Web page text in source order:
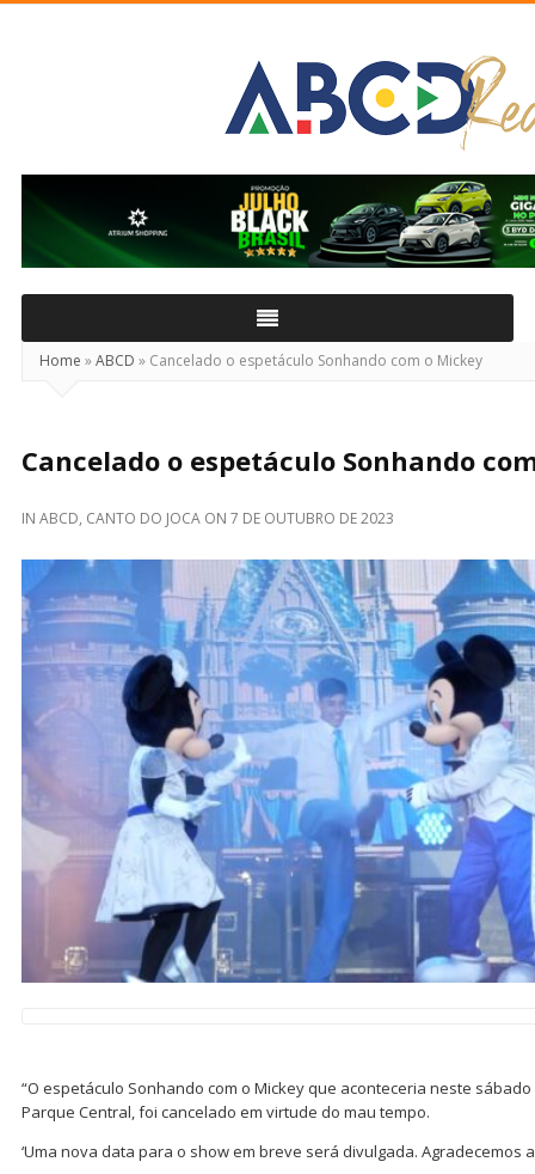
Real
Home »ABCD » Cancelado o espetáculo Sonhando com o Mickey
Cancelado o espetáculo Sonhando
IN ABCD, CANTO DO JOCA ON 7 DE OUTUBRO DE 2023
“O espetáculo Sonhando com o Mickey que aconteceria neste sábado
Parque Central, foi cancelado em virtude do mau tempo.
‘Uma nova data para o show em breve será divulgada. Agradecemos